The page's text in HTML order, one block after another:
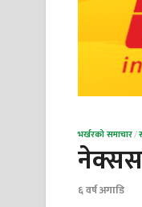
भर्खरको समाचार/
नेक्सस
६ वर्ष अगाडि